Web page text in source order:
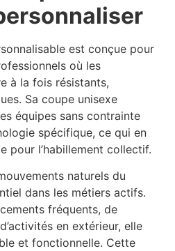
est conçue pour
où les
à la fois résistants,
Sa coupe unisexe
équipes sans contrainte
spécifique, ce qui en
pour l’habillement collectif.
naturels du
dans les métiers actifs.
fréquents, de
en extérieur, elle
et fonctionnelle. Cette